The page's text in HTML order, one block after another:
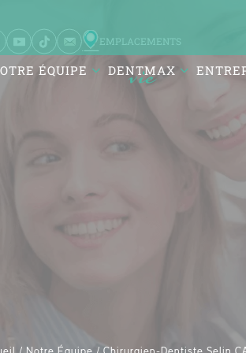
ÉQUIPE DENTMAX
EMPLACEMENTS